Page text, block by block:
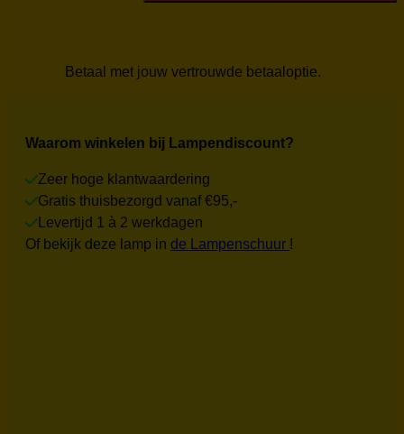
Betaal met jouw vertrouwde betaaloptie.
Waarom winkelen bij Lampendiscount?
Zeer hoge klantwaardering
Gratis thuisbezorgd vanaf €95,-
Levertijd 1 à 2 werkdagen
Of bekijk deze lamp in de Lampenschuur !